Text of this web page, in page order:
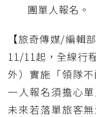
團單人報名。
【旅奇傳媒/編輯
11/11起，全線行
外）實施「領隊
一人報名須擔心
未來若落單旅客